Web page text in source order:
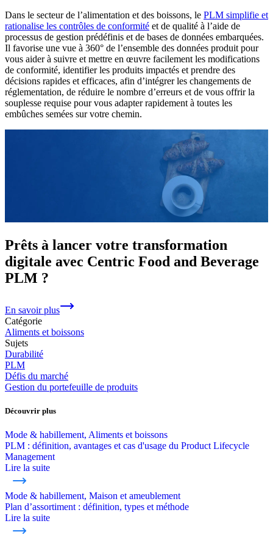
Dans le secteur de l’alimentation et des boissons, le PLM simplifie et
rationalise les contrôles de conformité et de qualité à l’aide de
processus de gestion prédéfinis et de bases de données embarquées.
Il favorise une vue à 360° de l’ensemble des données produit pour
vous aider à suivre et mettre en œuvre facilement les modifications
de conformité, identifier les produits impactés et prendre des
décisions rapides et efficaces, afin d’intégrer les changements de
réglementation, de réduire le nombre d’erreurs et de vous offrir la
souplesse requise pour vous adapter rapidement à toutes les
embûches semées sur votre chemin.
Prêts à lancer votre transformation
digitale avec Centric Food and Beverage
PLM ?
En savoir plus
Catégorie
Aliments et boissons
Sujets
Durabilité
PLM
Défis du marché
Gestion du portefeuille de produits
Découvrir plus
Mode & habillement, Aliments et boissons
PLM : définition, avantages et cas d'usage du Product Lifecycle
Management
Lire la suite
Mode & habillement, Maison et ameublement
Plan d’assortiment : définition, types et méthode
Lire la suite